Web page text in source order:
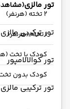
تور مالزی
تور ترکیبی مالزی
تور کوالالامپور
تور ترکیبی
2 تخته (هرنفر)
1 تخته (هرنفر)
کودک با تخت
کودک بدون